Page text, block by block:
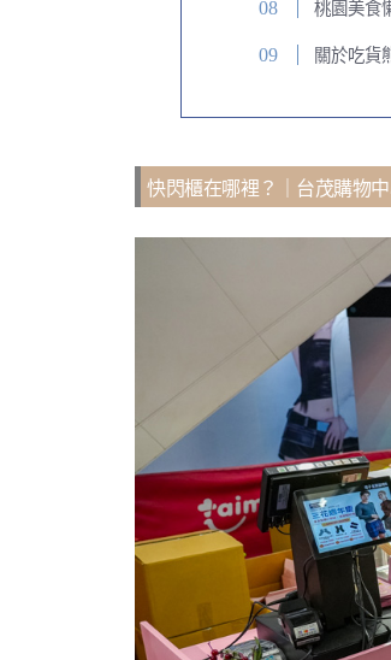
桃園美食
關於吃貨
快閃櫃在哪裡？｜台茂購物